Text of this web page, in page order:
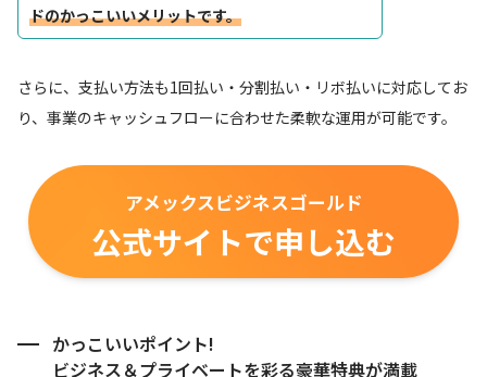
ドのかっこいいメリットです。
さらに、支払い方法も1回払い・分割払い・リボ払いに対応してお
り、事業のキャッシュフローに合わせた柔軟な運用が可能です。
アメックスビジネスゴールド
公式サイトで申し込む
かっこいいポイント!
ビジネス＆プライベートを彩る豪華特典が満載